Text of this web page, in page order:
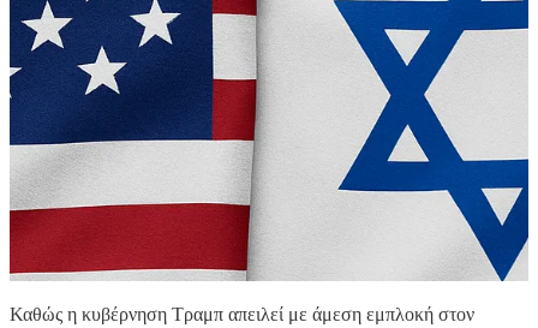
Καθώς η κυβέρνηση Τραμπ απειλεί με άμεση εμπλοκή στον